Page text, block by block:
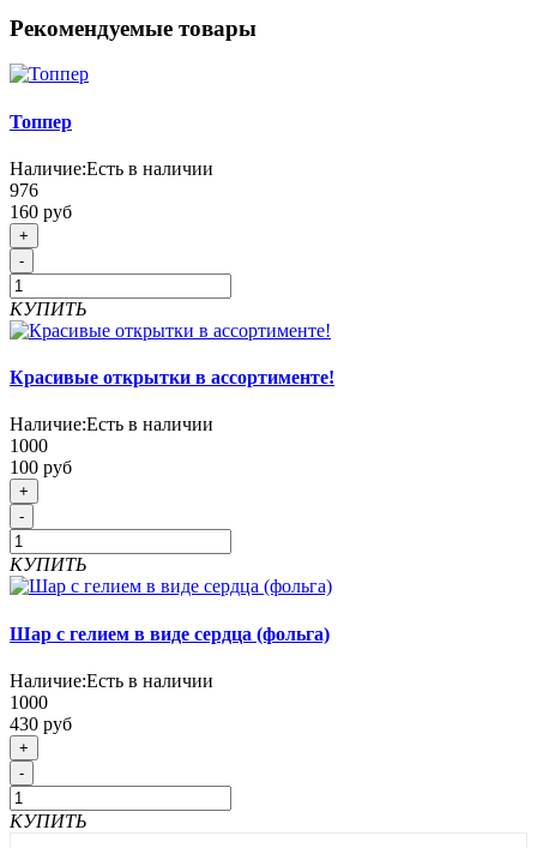
Рекомендуемые товары
Топпер
Наличие:Есть в наличии
976
160 руб
+
-
КУПИТЬ
Красивые открытки в ассортименте!
Наличие:Есть в наличии
1000
100 руб
+
-
КУПИТЬ
Шар с гелием в виде сердца (фольга)
Наличие:Есть в наличии
1000
430 руб
+
-
КУПИТЬ